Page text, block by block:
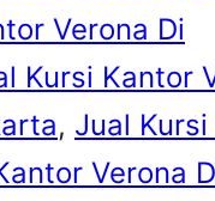
Verona Di
Kursi Kantor
, Jual
Verona